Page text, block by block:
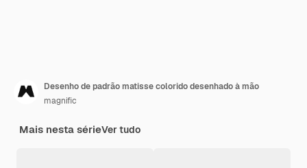
Desenho de padrão matisse colorido desenhado à mão
magnific
Mais nesta sérieVer tudo